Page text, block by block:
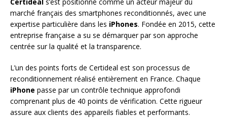
marché français des smartphones reconditionnés, avec une
expertise particulière dans les iPhones. Fondée en 2015, cette
entreprise française a su se démarquer par son approche
centrée sur la qualité et la transparence.
L’un des points forts de Certideal est son processus de
reconditionnement réalisé entièrement en France. Chaque
iPhone passe par un contrôle technique approfondi
comprenant plus de 40 points de vérification. Cette rigueur
assure aux clients des appareils fiables et performants.